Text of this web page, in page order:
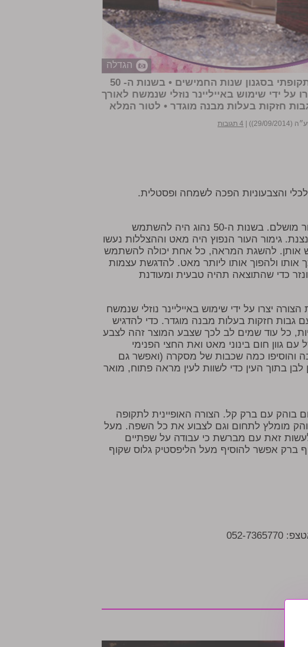
הגדלה
בטור נוסף ומרתק על איפור תקופתי בסגנון שנות החמישים • בשנות ה- 50
על ידי שימוש באייליינר נוזלי שנמשח לאורך
חזקות בעלות מבנה מוגדר • לטור המלא
2014)) 4 תגובות
והצבעוניות הפכה לשמחה ופסטלית
הבסיס לכל איפור בסגנון הפיפטיז הוא מראה עור מושלם. בשנות ה-50 נהוג היה להשתמש
גימור העור הנפוץ היה מאט וההצללות נעשו
אותן. להשגת המראה, כל אחת יכולה להשתמש
אותו ולהפוך אותו ליותר מאט. להדגשת עצמות
כדי שהתוצאה תהיה טבעית ומעודנת
את הצורה יצרו על ידי שימוש באייליינר נוזלי שנמשח
גבות חזקות בעלות מבנה מוגדר. כדי להדגיש
כל עוד שמים לב לכך שצבע המוצר זהה לצבע
גוון חום בינוני מאט ואת החצי הפנימי
והוסיפו כמה שכבות של מסקרה (ואפשר גם
לבן בתוך העין כדי לשוות לעין מראה פתוח, מואר
בוהק עם ברק קל. הצורה האופיינית לתקופה
מומלץ לתחום וגם לצבוע את כל השפה. מעל
זאת עם מברשת כי עבודה על שפתיים
ברק אפשר להוסיף מעל הליפסטיק גלוס שקוף